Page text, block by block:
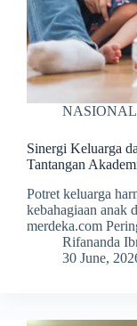
NASIONAL
Sinergi Keluarga
Tantangan
Potret keluarga
kebahagiaan anak
merdeka.com
Rifananda
30 June,